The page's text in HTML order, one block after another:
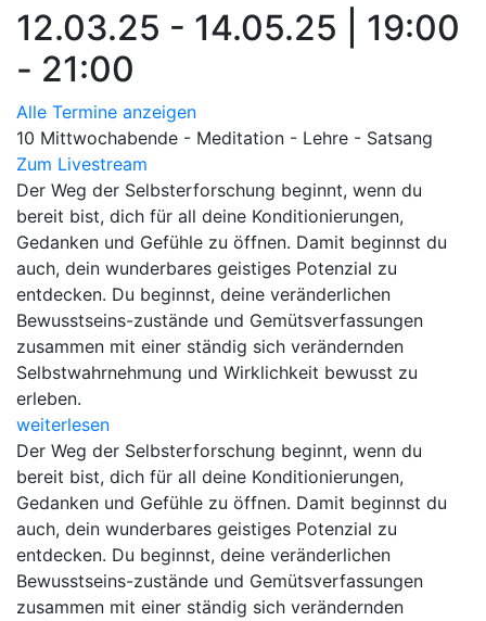
12.03.25 - 14.05.25 | 19:00
- 21:00
Alle Termine anzeigen
10 Mittwochabende - Meditation - Lehre - Satsang
Zum Livestream
Der Weg der Selbsterforschung beginnt, wenn du
bereit bist, dich für all deine Konditionierungen,
Gedanken und Gefühle zu öffnen. Damit beginnst du
auch, dein wunderbares geistiges Potenzial zu
entdecken. Du beginnst, deine veränderlichen
Bewusstseins-zustände und Gemütsverfassungen
zusammen mit einer ständig sich verändernden
Selbstwahrnehmung und Wirklichkeit bewusst zu
erleben.
weiterlesen
Der Weg der Selbsterforschung beginnt, wenn du
bereit bist, dich für all deine Konditionierungen,
Gedanken und Gefühle zu öffnen. Damit beginnst du
auch, dein wunderbares geistiges Potenzial zu
entdecken. Du beginnst, deine veränderlichen
Bewusstseins-zustände und Gemütsverfassungen
zusammen mit einer ständig sich verändernden